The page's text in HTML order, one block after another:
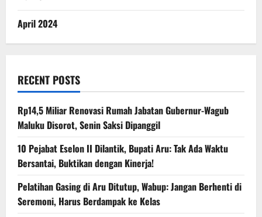
April 2024
RECENT POSTS
Rp14,5 Miliar Renovasi Rumah Jabatan Gubernur-Wagub
Maluku Disorot, Senin Saksi Dipanggil
10 Pejabat Eselon II Dilantik, Bupati Aru: Tak Ada Waktu
Bersantai, Buktikan dengan Kinerja!
Pelatihan Gasing di Aru Ditutup, Wabup: Jangan Berhenti di
Seremoni, Harus Berdampak ke Kelas